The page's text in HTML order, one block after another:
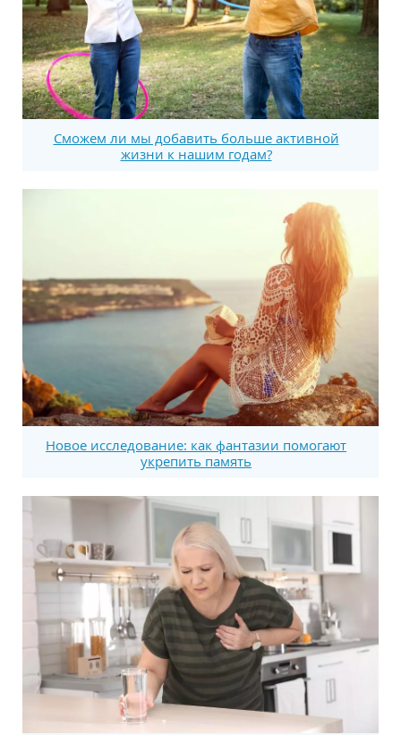
Сможем ли мы добавить больше активной
жизни к нашим годам?
Новое исследование: как фантазии помогают
укрепить память